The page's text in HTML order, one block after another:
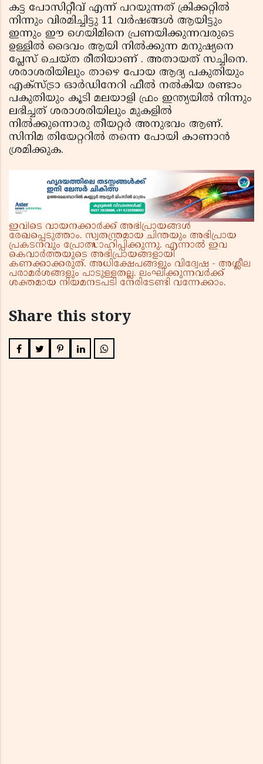
കട്ട പോസിറ്റീവ് എന്ന് പറയുന്നത് ക്രിക്കറ്റിൽ
നിന്നും വിരമിച്ചിട്ടു 11 വർഷങ്ങൾ ആയിട്ടും
ഇന്നും ഈ ഗെയിമിനെ പ്രണയിക്കുന്നവരുടെ
ഉള്ളിൽ ദൈവം ആയി നിൽക്കുന്ന മനുഷ്യനെ
പ്ലേസ് ചെയ്ത രീതിയാണ് . അതായത് സച്ചിനെ.
ശരാശരിയിലും താഴെ പോയ ആദ്യ പകുതിയും
എക്സ്ട്രാ ഓർഡിനേറി ഫീൽ നൽകിയ രണ്ടാം
പകുതിയും കൂടി മലയാളി ഫ്രം ഇന്ത്യയിൽ നിന്നും
ലഭിച്ചത് ശരാശരിയിലും മുകളിൽ
നിൽക്കുന്നൊരു തീയറ്റർ അനുഭവം ആണ്.
സിനിമ തിയേറ്ററിൽ തന്നെ പോയി കാണാൻ
ശ്രമിക്കുക.
ഇവിടെ വായനക്കാർക്ക് അഭിപ്രായങ്ങൾ
രേഖപ്പെടുത്താം. സ്വതന്ത്രമായ ചിന്തയും അഭിപ്രായ
പ്രകടനവും പ്രോത്സാഹിപ്പിക്കുന്നു. എന്നാൽ ഇവ
കെവാർത്തയുടെ അഭിപ്രായങ്ങളായി
കണക്കാക്കരുത്. അധിക്ഷേപങ്ങളും വിദ്വേഷ - അശ്ലീല
പരാമർശങ്ങളും പാടുള്ളതല്ല. ലംഘിക്കുന്നവർക്ക്
ശക്തമായ നിയമനടപടി നേരിടേണ്ടി വന്നേക്കാം.
Share this story